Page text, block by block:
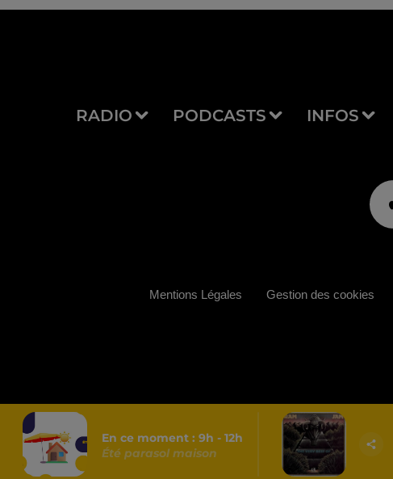
RADIO PODCASTS INFOS
En ce moment : 9h - 12h
Été parasol maison
Mentions Légales Gestion des cookies